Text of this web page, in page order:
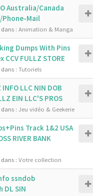
Australia/Canada
Phone-Mail
: Animation & Manga
Dumps With Pins
FULLZ STORE
: Tutoriels
LLC NIN DOB
EIN LLC'S PROS
: Jeu vidéo & Geekerie
Track 1&2 USA
RIVER BANK
: Votre collection
ssndob
DL SIN